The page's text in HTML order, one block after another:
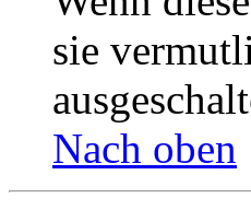
sie
Nach oben